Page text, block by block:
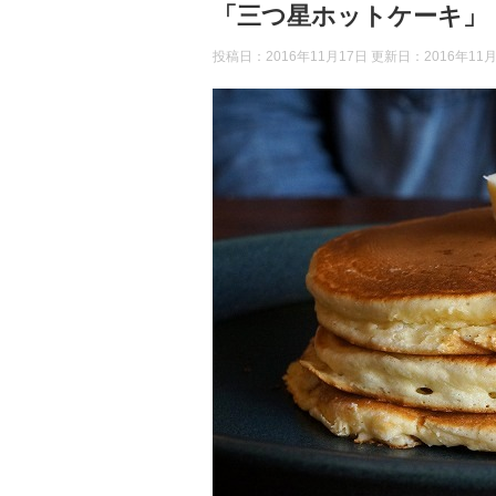
「三つ星ホットケーキ」
投稿日：2016年11月17日 更新日： 2016年11